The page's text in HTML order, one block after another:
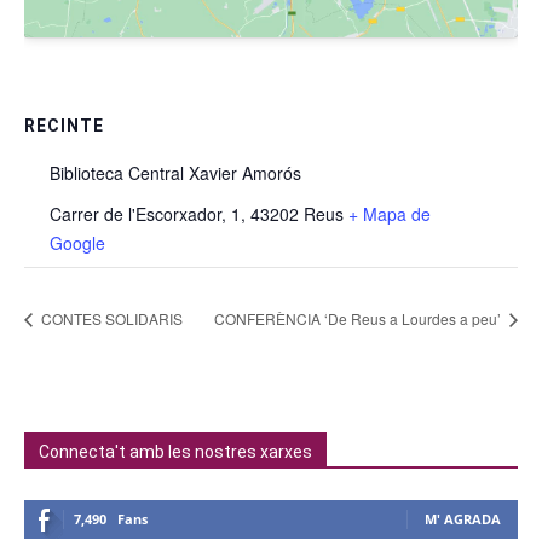
RECINTE
Biblioteca Central Xavier Amorós
Carrer de l'Escorxador, 1, 43202 Reus + Mapa de
Google
CONTES SOLIDARIS CONFERÈNCIA ‘De Reus a Lourdes a peu’
Connecta't amb les nostres xarxes
7,490 Fans M' AGRADA